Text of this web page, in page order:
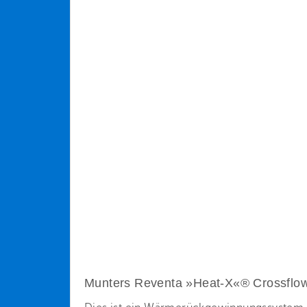
Munters Reventa »Heat-X«®